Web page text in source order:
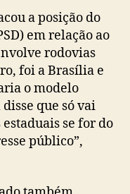
a posição do
em relação ao
rodovias
foi a Brasília e
o modelo
que só vai
estaduais se for do
público”,